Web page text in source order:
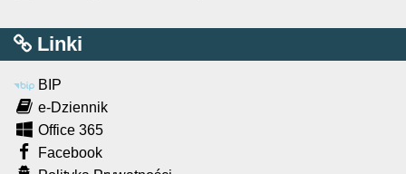
Linki
BIP
e-Dziennik
Office 365
Facebook